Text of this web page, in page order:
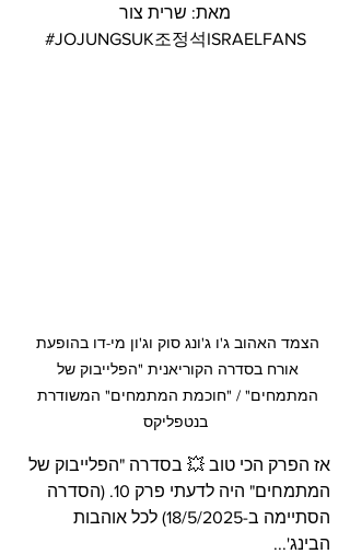
מאת: שרית צור
#JOJUNGSUK조정석ISRAELFANS
הצמד האהוב ג'ו ג'ונג סוק וג'ון מי-דו בהופעת
אורח בסדרה הקוריאנית "הפלייבוק של
המתמחים" / "חוכמת המתמחים" המשודרת
בנטפליקס
אז הפרק הכי טוב 💥 בסדרה "הפלייבוק של
המתמחים" היה לדעתי פרק 10. (הסדרה
הסתיימה ב-18/5/2025) לכל אוהבות
הבינג'...